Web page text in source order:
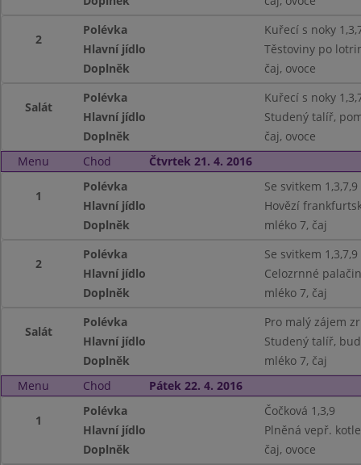
2
Polévka
Kuřecí s noky
Hlavní jídlo
Těstoviny po
Doplněk
čaj, ovoce
Salát
Polévka
Kuřecí s noky
Hlavní jídlo
Studený talíř,
Doplněk
čaj, ovoce
Menu
Chod Čtvrtek 21. 4. 2016
1
Polévka
Se svitkem 1,3,7,9
Hlavní jídlo
Hovězí
Doplněk
mléko 7, čaj
2
Polévka
Se svitkem 1,3,7,9
Hlavní jídlo
Celozrnné
Doplněk
mléko 7, čaj
Salát
Polévka
Pro malý zájem
Hlavní jídlo
Studený talíř,
Doplněk
mléko 7, čaj
Menu
Chod Pátek 22. 4. 2016
1
Polévka
Čočková 1,3,9
Hlavní jídlo
Plněná vepř.
Doplněk
čaj, ovoce